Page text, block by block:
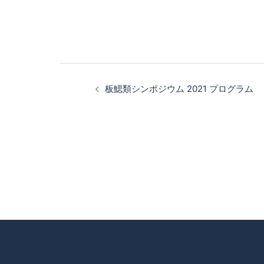
板鰓類シンポジウム 2021 プログラム